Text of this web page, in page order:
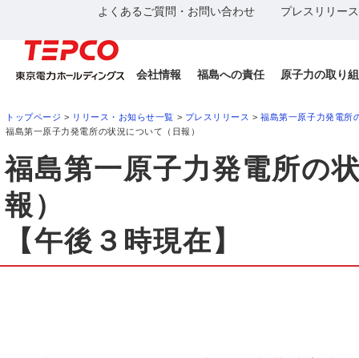
よくあるご質問・お問い合わせ プレスリリー
会社情報 福島への責任 原子力の取り
トップページ > リリース・お知らせ一覧 > プレスリリース >福島第一原子力発電所
福島第一原子力発電所の状況について（日報）
福島第一原子力発電所の
報）
【午後３時現在】